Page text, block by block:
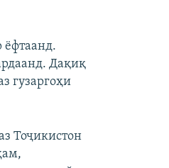
Дақиқ
гузаргоҳи
Тоҷикистон